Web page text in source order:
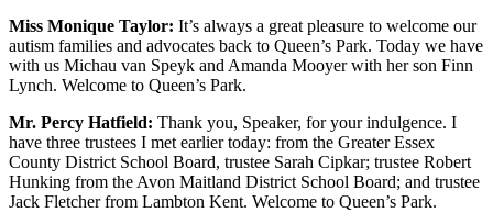
Miss Monique Taylor: It’s always a great pleasure to welcome our
autism families and advocates back to Queen’s Park. Today we have
with us Michau van Speyk and Amanda Mooyer with her son Finn
Lynch. Welcome to Queen’s Park.
Mr. Percy Hatfield: Thank you, Speaker, for your indulgence. I
have three trustees I met earlier today: from the Greater Essex
County District School Board, trustee Sarah Cipkar; trustee Robert
Hunking from the Avon Maitland District School Board; and trustee
Jack Fletcher from Lambton Kent. Welcome to Queen’s Park.